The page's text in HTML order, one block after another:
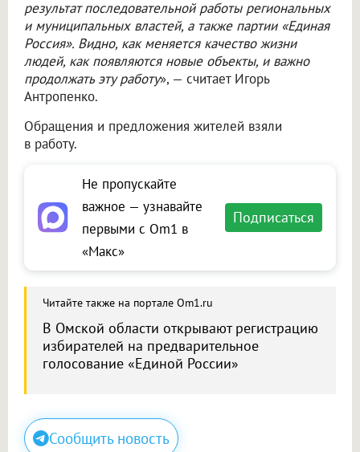
результат последовательной работы региональных
и муниципальных властей, а также партии «Единая
Россия». Видно, как меняется качество жизни
людей, как появляются новые объекты, и важно
продолжать эту работу», — считает Игорь
Антропенко.
Обращения и предложения жителей взяли
в работу.
Не пропускайте
важное — узнавайте
первыми с Om1 в
«Макс»
Подписаться
Читайте также на портале Om1.ru
В Омской области открывают регистрацию
избирателей на предварительное
голосование «Единой России»
Сообщить новость